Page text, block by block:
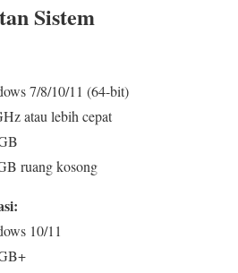
Sistem
7/8/10/11 (64-bit)
atau lebih cepat
ruang kosong
10/11